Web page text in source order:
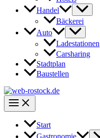
Handel
Bäckerei
Auto
Ladestationen
Carsharing
Stadtplan
Baustellen
Start
Gastronomie